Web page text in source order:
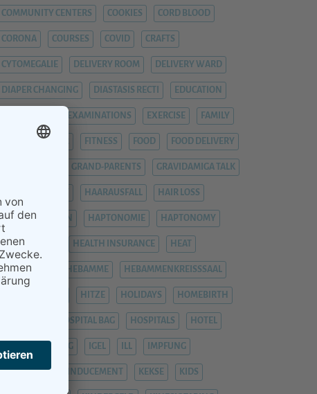
COMMUNITY CENTERS COOKIES CORD BLOOD
CORONA COURSES COVID CRAFTS
CYTOMEGALIE DELIVERY ROOM DELIVERY WARD
DIAPER CHANGING DIASTASIS RECTI EDUCATION
EXAMINATIONS EXERCISE FAMILY
FIEBER FITNESS FOOD FOOD DELIVERY
GRAND-PARENTS GRAVIDAMIGA TALK
HAARAUSFALL HAIR LOSS
HÄMORRHOIDEN HAPTONOMIE HAPTONOMY
HAUSGEBURT HEALTH INSURANCE HEAT
HEAVY LEGS HEBAMME HEBAMMENKREISSSAAL
HITZE HOLIDAYS HOMEBIRTH
HOSPITAL BAG HOSPITALS HOTEL
HYPNOBIRTHING IGEL ILL IMPFUNG
IMPFUNGEN INDUCEMENT KEKSE KIDS